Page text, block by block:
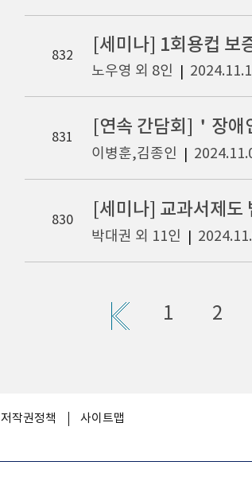
832 [세미나] 1회용컵 보
노우영 외 8인
831 [연속 간담회]＇장애
이병훈,김종인
830 [세미나] 교과서제도
박대권 외 11인
1 2
저작권정책 사이트맵